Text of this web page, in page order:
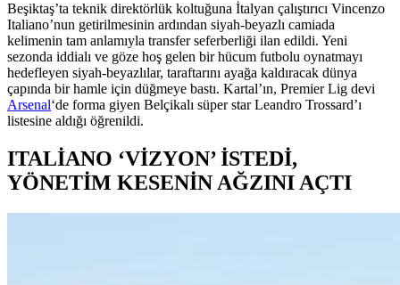
Beşiktaş’ta teknik direktörlük koltuğuna İtalyan çalıştırıcı Vincenzo
Italiano’nun getirilmesinin ardından siyah-beyazlı camiada
kelimenin tam anlamıyla transfer seferberliği ilan edildi. Yeni
sezonda iddialı ve göze hoş gelen bir hücum futbolu oynatmayı
hedefleyen siyah-beyazlılar, taraftarını ayağa kaldıracak dünya
çapında bir hamle için düğmeye bastı. Kartal’ın, Premier Lig devi
Arsenal‘de forma giyen Belçikalı süper star Leandro Trossard’ı
listesine aldığı öğrenildi.
ITALİANO ‘VİZYON’ İSTEDİ,
YÖNETİM KESENİN AĞZINI AÇTI